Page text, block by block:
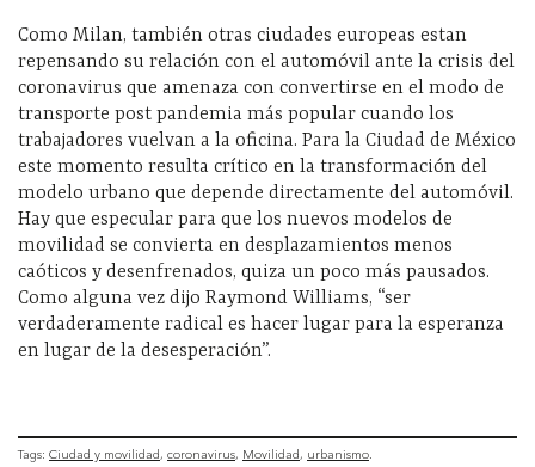
Como Milan, también otras ciudades europeas estan
repensando su relación con el automóvil ante la crisis del
coronavirus que amenaza con convertirse en el modo de
transporte post pandemia más popular cuando los
trabajadores vuelvan a la oficina. Para la Ciudad de México
este momento resulta crítico en la transformación del
modelo urbano que depende directamente del automóvil.
Hay que especular para que los nuevos modelos de
movilidad se convierta en desplazamientos menos
caóticos y desenfrenados, quiza un poco más pausados.
Como alguna vez dijo Raymond Williams, “ser
verdaderamente radical es hacer lugar para la esperanza
en lugar de la desesperación”.
Tags: Ciudad y movilidad coronavirus Movilidad urbanismo